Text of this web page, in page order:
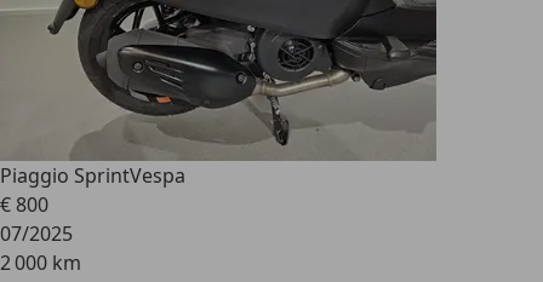
Piaggio SprintVespa
€ 800
07/2025
2 000 km